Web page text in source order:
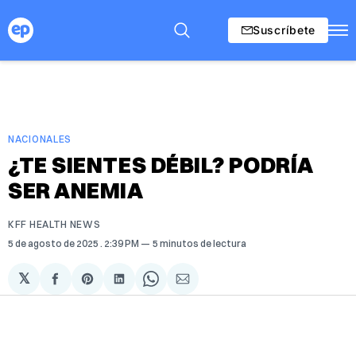
Suscríbete
NACIONALES
¿TE SIENTES DÉBIL? PODRÍA
SER ANEMIA
KFF HEALTH NEWS
5 de agosto de 2025 . 2:39 PM 5 minutos de lectura
𝕏
Compartir
en
Share
on
Compartir
en
Share
on
Compartir
via